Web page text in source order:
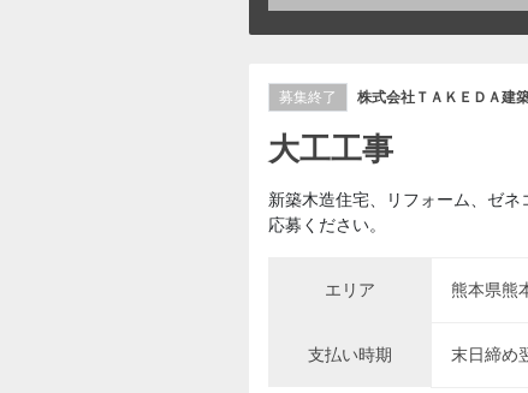
募集終了 株式会社ＴＡＫＥＤＡ建
大工工事
新築木造住宅、リフォーム、ゼ
応募ください。
エリア 熊本県熊
支払い時期 末日締め